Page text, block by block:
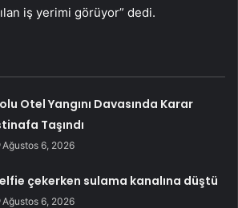
iş yerimi görüyor” dedi.
Otel Yangını Davasında Karar
Taşındı
Ağustos 6, 2026
çekerken sulama kanalına düştü
Ağustos 6, 2026